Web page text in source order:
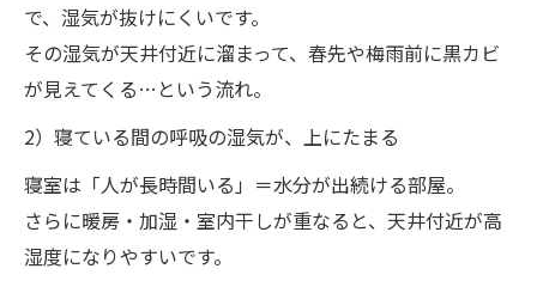
で、湿気が抜けにくいです。
その湿気が天井付近に溜まって、春先や梅雨前に黒カビ
が見えてくる…という流れ。
2）寝ている間の呼吸の湿気が、上にたまる
寝室は「人が長時間いる」＝水分が出続ける部屋。
さらに暖房・加湿・室内干しが重なると、天井付近が高
湿度になりやすいです。